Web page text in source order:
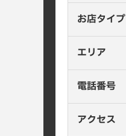
お店タイプ
エリア
電話番号
アクセス